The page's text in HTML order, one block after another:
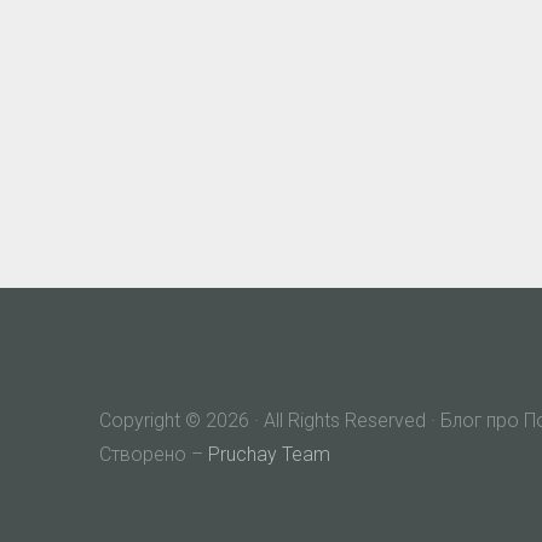
Copyright © 2026 · All Rights Reserved · Блог про
Створено – Pruchay Team